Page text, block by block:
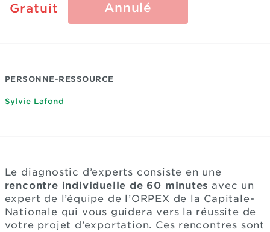
Gratuit Annulé
PERSONNE-RESSOURCE
Sylvie Lafond
Le diagnostic d’experts consiste en une
rencontre individuelle de 60 minutes avec un
expert de l’équipe de l’ORPEX de la Capitale-
Nationale qui vous guidera vers la réussite de
votre projet d’exportation. Ces rencontres sont